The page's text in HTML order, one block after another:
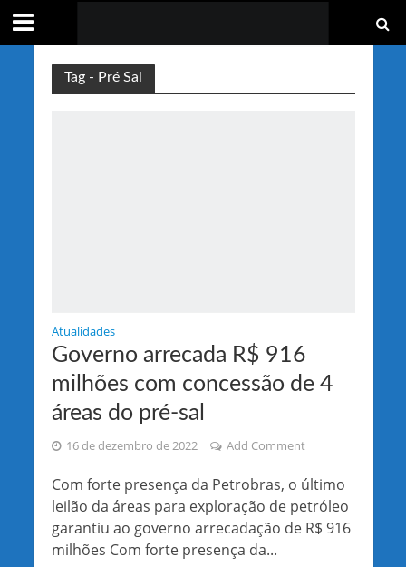
Tag - Pré Sal
Atualidades
Governo arrecada R$ 916
milhões com concessão de 4
áreas do pré-sal
16 de dezembro de 2022 Add Comment
Com forte presença da Petrobras, o último
leilão da áreas para exploração de petróleo
garantiu ao governo arrecadação de R$ 916
milhões Com forte presença da...